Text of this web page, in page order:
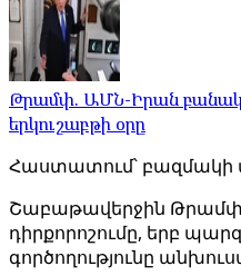
Թրամփ. ԱՄՆ-Իրան
երկուշաբթի օրը
Հաստատում՝ բազմակի
Շաբաթավերջին
դիրքորոշումը, երբ
գործողությունը